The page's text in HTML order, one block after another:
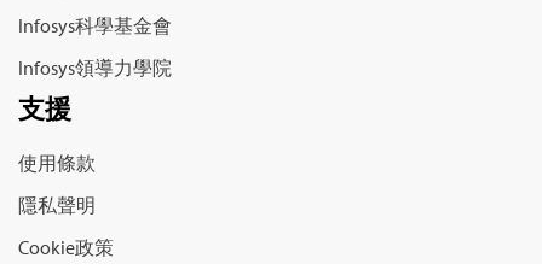
Infosys科學基金會
Infosys領導力學院
支援
使用條款
隱私聲明
Cookie政策